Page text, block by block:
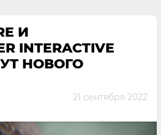
И
INTERACTIVE
НОВОГО
21 сентября 2022